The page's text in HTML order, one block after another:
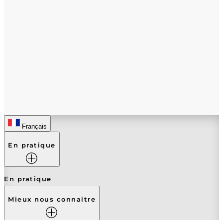
Français
En pratique
En pratique
Mieux nous connaitre